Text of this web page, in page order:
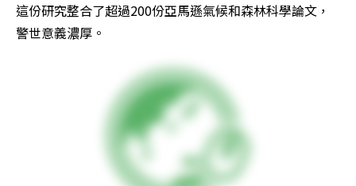
這份研究整合了超過200份亞馬遜氣候和森林科學論文，
警世意義濃厚。